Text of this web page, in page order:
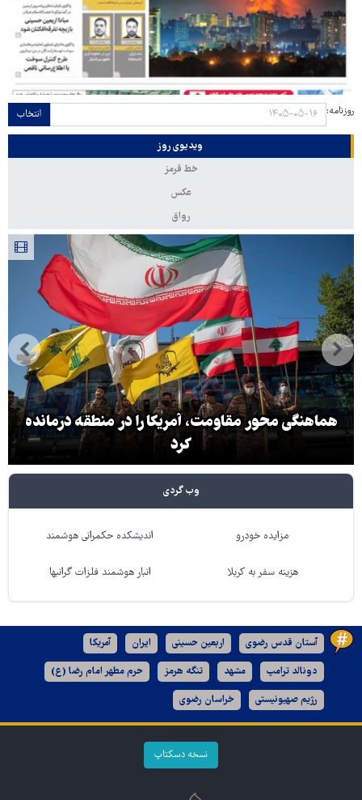
روزنامه: انتخاب
ویدیوی روز
خط قرمز
عکس
رواق
هماهنگی محور مقاومت، آمریکا را در منطقه درمانده
کرد
وب گردی
مزایده خودرو اندیشکده حکمرانی هوشمند
هزینه سفر به کربلا انبار هوشمند فلزات گرانبها
آستان قدس رضوی اربعین حسینی ایران آمریکا
دونالد ترامپ مشهد تنگه هرمز حرم مطهر امام رضا (ع)
رژیم صهیونیستی خراسان رضوی
نسخه دسکتاپ